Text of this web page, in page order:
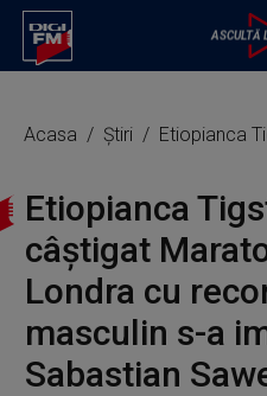
Acasa Știri Etiopianca Tigst Assefa a câştigat
Etiopianca
câştigat
Londra cu
masculin s-a
Sabastian